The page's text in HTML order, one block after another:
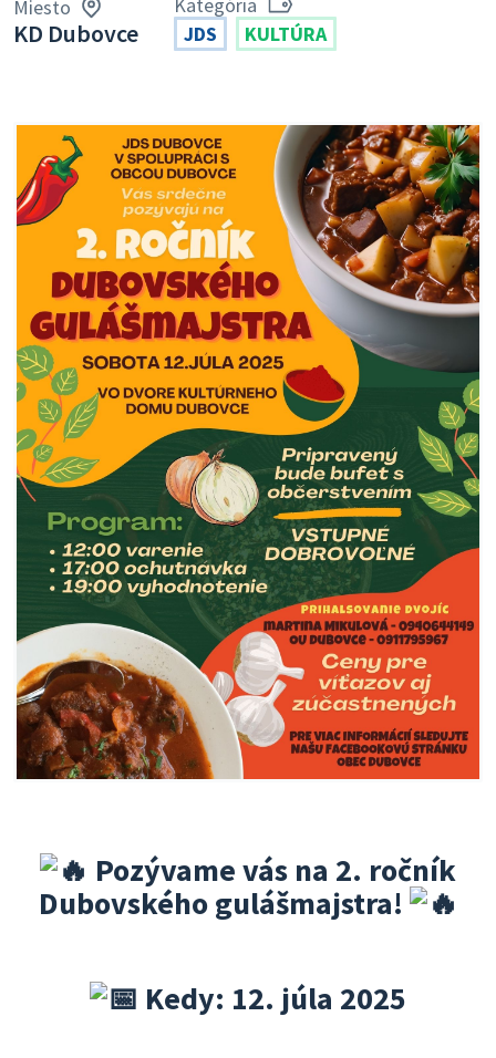
Miesto
KD Dubovce
JDS
KULTÚRA
Pozývame vás na 2. ročník
Dubovského gulášmajstra!
Kedy: 12. júla 2025